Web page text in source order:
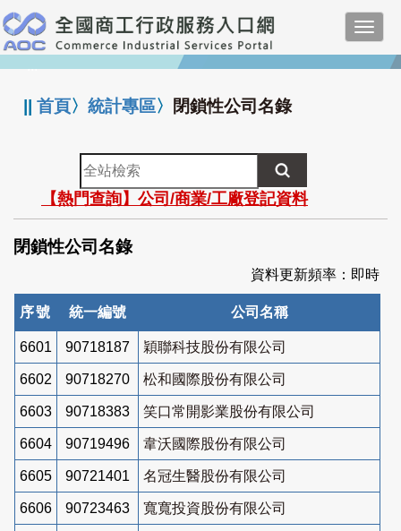
跳
到
主
要
:::
||首頁〉統計專區〉 閉鎖性公司名錄
全
站
檢
索
【熱門查詢】公司/商業/工廠登記資料
閉鎖性公司名錄
資料更新頻率：即時
序號 統一編號 公司名稱
6601 90718187 穎聯科技股份有限公司
6602 90718270 松和國際股份有限公司
6603 90718383 笑口常開影業股份有限公司
6604 90719496 韋沃國際股份有限公司
6605 90721401 名冠生醫股份有限公司
6606 90723463 寬寬投資股份有限公司